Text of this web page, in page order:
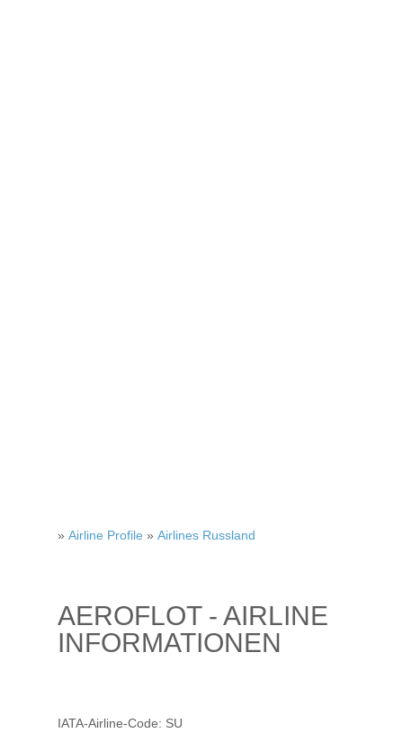
» Airline Profile » Airlines Russland
AEROFLOT - AIRLINE
INFORMATIONEN
IATA-Airline-Code: SU